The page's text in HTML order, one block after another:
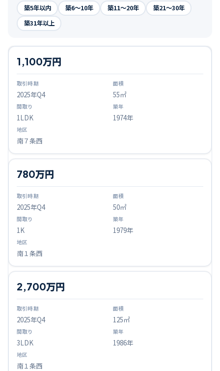
築5年以内 築6〜10年 築11〜20年
築21〜30年
築31年以上
2025年Q4
1,100万円
55㎡
1LDK 1974年
南７条西
2025年Q4
780万円
50㎡
1K 1979年
南１条西
2025年Q4
2,700万円
125㎡
3LDK 1986年
南１条西